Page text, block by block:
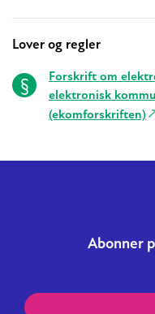
Relaterte
Lover og regler
Forskrift om
elektronisk
(ekomforskriften)
Abonner